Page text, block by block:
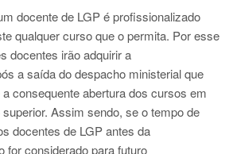
docente de LGP é profissionalizado
qualquer curso que o permita. Por esse
docentes irão adquirir a
a saída do despacho ministerial que
consequente abertura dos cursos em
Assim sendo, se o tempo de
docentes de LGP antes da
for considerado para futuro